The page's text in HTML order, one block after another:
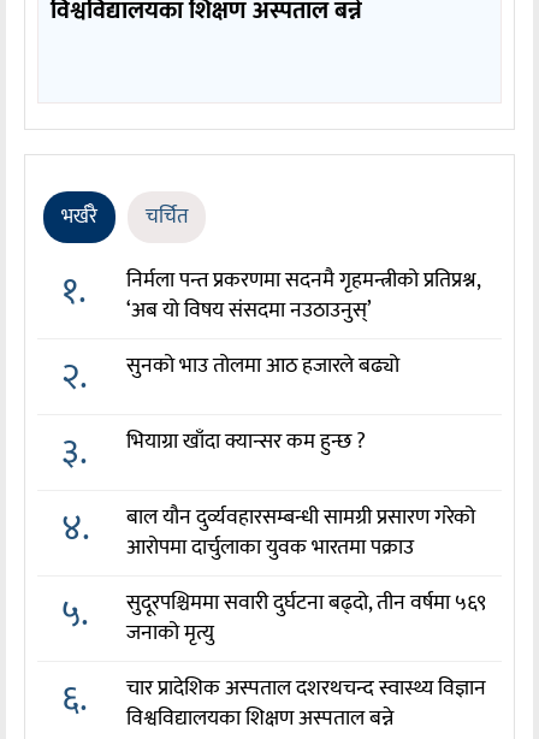
विश्वविद्यालयका शिक्षण अस्पताल बन्ने
भर्खरै चर्चित
१.
निर्मला पन्त प्रकरणमा सदनमै गृहमन्त्रीको प्रतिप्रश्न,
‘अब यो विषय संसदमा नउठाउनुस्’
२. सुनको भाउ तोलमा आठ हजारले बढ्यो
३. भियाग्रा खाँदा क्यान्सर कम हुन्छ ?
४.
बाल यौन दुर्व्यवहारसम्बन्धी सामग्री प्रसारण गरेको
आरोपमा दार्चुलाका युवक भारतमा पक्राउ
५.
सुदूरपश्चिममा सवारी दुर्घटना बढ्दो, तीन वर्षमा ५६९
जनाको मृत्यु
६.
चार प्रादेशिक अस्पताल दशरथचन्द स्वास्थ्य विज्ञान
विश्वविद्यालयका शिक्षण अस्पताल बन्ने